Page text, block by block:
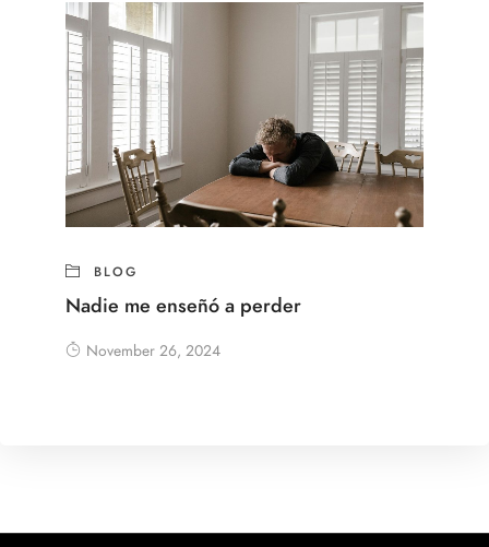
BLOG
Nadie me enseñó a perder
November 26, 2024